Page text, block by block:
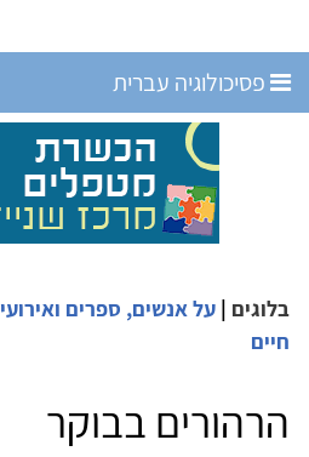
פסיכולוגיה עברית
בלוגים | על אנשים, ספרים ואירועי
חיים
הרהורים בבוקר